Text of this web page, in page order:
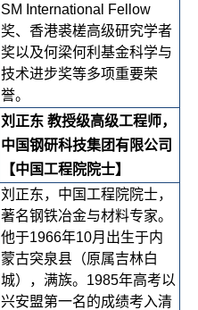
SM International Fellow
奖、香港裘槎高级研究学者
奖以及何梁何利基金科学与
技术进步奖等多项重要荣
誉。
刘正东 教授级高级工程师，
中国钢研科技集团有限公司
【中国工程院院士】
刘正东，中国工程院院士，
著名钢铁冶金与材料专家。
他于1966年10月出生于内
蒙古突泉县（原属吉林白
城），满族。1985年高考以
兴安盟第一名的成绩考入清